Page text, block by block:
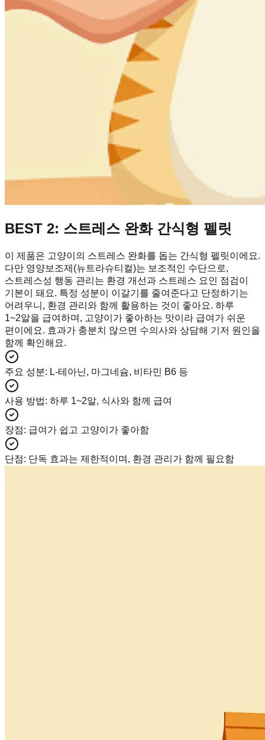
BEST 2: 스트레스 완화 간식형 펠릿
이 제품은 고양이의 스트레스 완화를 돕는 간식형 펠릿이에요.
다만 영양보조제(뉴트라슈티컬)는 보조적인 수단으로,
스트레스성 행동 관리는 환경 개선과 스트레스 요인 점검이
기본이 돼요. 특정 성분이 이갈기를 줄여준다고 단정하기는
어려우니, 환경 관리와 함께 활용하는 것이 좋아요. 하루
1~2알을 급여하며, 고양이가 좋아하는 맛이라 급여가 쉬운
편이에요. 효과가 충분치 않으면 수의사와 상담해 기저 원인을
함께 확인해요.
주요 성분: L-테아닌, 마그네슘, 비타민 B6 등
사용 방법: 하루 1~2알, 식사와 함께 급여
장점: 급여가 쉽고 고양이가 좋아함
단점: 단독 효과는 제한적이며, 환경 관리가 함께 필요함